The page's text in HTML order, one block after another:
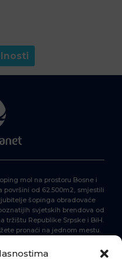
mol na prostoru Bosne i
površini od 62.500m2, smjestili
šopinga obradovaće
svjetskih brendova od
tržištu Republike Srpske i BiH.
pronaći na jednom mestu.